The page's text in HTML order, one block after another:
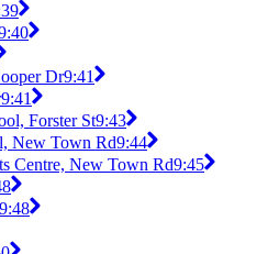
Dr9:41
9:41
Forster St9:43
New Town Rd9:44
Centre, New Town Rd9:45
9:48